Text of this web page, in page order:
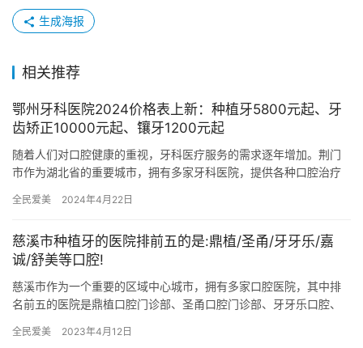
生成海报
相关推荐
鄂州牙科医院2024价格表上新：种植牙5800元起、牙
齿矫正10000元起、镶牙1200元起
随着人们对口腔健康的重视，牙科医疗服务的需求逐年增加。荆门
市作为湖北省的重要城市，拥有多家牙科医院，提供各种口腔治疗
表：…
全民爱美 2024年4月22日
慈溪市种植牙的医院排前五的是:鼎植/圣甬/牙牙乐/嘉
诚/舒美等口腔!
慈溪市作为一个重要的区域中心城市，拥有多家口腔医院，其中排
名前五的医院是鼎植口腔门诊部、圣甬口腔门诊部、牙牙乐口腔、
备使其…
全民爱美 2023年4月12日